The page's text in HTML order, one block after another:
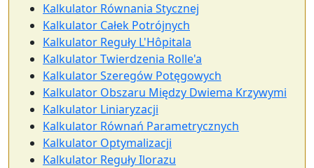
Kalkulator Równania Stycznej
Kalkulator Całek Potrójnych
Kalkulator Reguły L'Hôpitala
Kalkulator Twierdzenia Rolle'a
Kalkulator Szeregów Potęgowych
Kalkulator Obszaru Między Dwiema Krzywymi
Kalkulator Liniaryzacji
Kalkulator Równań Parametrycznych
Kalkulator Optymalizacji
Kalkulator Reguły Ilorazu